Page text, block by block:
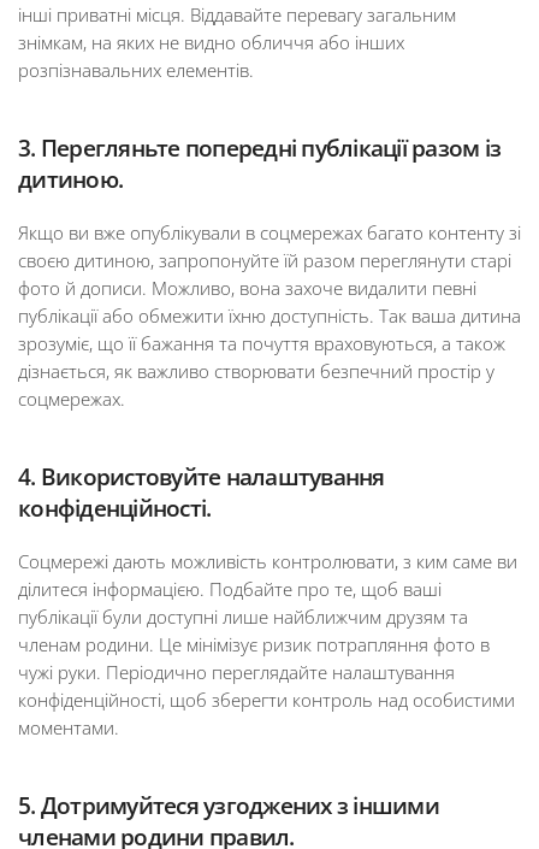
інші приватні місця. Віддавайте перевагу загальним
знімкам, на яких не видно обличчя або інших
розпізнавальних елементів.
3. Перегляньте попередні публікації разом із
дитиною.
Якщо ви вже опублікували в соцмережах багато контенту зі
своєю дитиною, запропонуйте їй разом переглянути старі
фото й дописи. Можливо, вона захоче видалити певні
публікації або обмежити їхню доступність. Так ваша дитина
зрозуміє, що її бажання та почуття враховуються, а також
дізнається, як важливо створювати безпечний простір у
соцмережах.
4. Використовуйте налаштування
конфіденційності.
Соцмережі дають можливість контролювати, з ким саме ви
ділитеся інформацією. Подбайте про те, щоб ваші
публікації були доступні лише найближчим друзям та
членам родини. Це мінімізує ризик потрапляння фото в
чужі руки. Періодично переглядайте налаштування
конфіденційності, щоб зберегти контроль над особистими
моментами.
5. Дотримуйтеся узгоджених з іншими
членами родини правил.